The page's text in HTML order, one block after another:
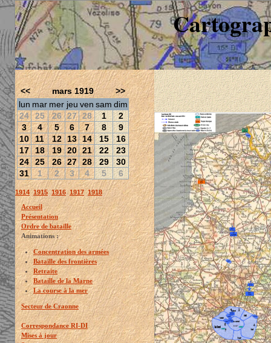
<< mars 1919
>>
lun mar mer jeu ven sam dim
24 25 26 27 28 1
2
3
4 5 6 7 8
9
10
11 12 13 14 15
16
17 18 19 20 21 22
23
24 25 26 27 28 29
30
31
1 2 3 4 5 6
1914 1915 1916 1917 1918
Accueil
Présentation
Ordre de bataille
Animations :
Concentration des armées
Bataille des frontières
Retraite
Bataille de la Marne
La course à la mer
Secteur de Craonne
Correspondance RI-DI
Mises à jour